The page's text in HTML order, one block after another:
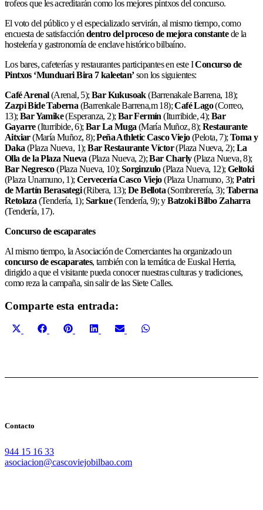
trofeos que les acreditarán como los mejores pintxos del concurso.
El voto del público y el especializado servirán, al mismo tiempo, como
encuesta de satisfaccióndentro del proceso de mejora constantede la
hostelería y gastronomía de enclave histórico bilbaíno.
Los bares, cafeterías y restaurantes participantes en este IConcurso de
Pintxos ‘Munduari Bira 7 kaleetan’son los siguientes:
Café Arenal(Arenal, 5);Bar Kukusoak(Barrenakale Barrena, 18);
Zazpi Bide Taberna(Barrenkale Barrena,m 18);Café Lago(Correo,
13);Bar Yamike(Esperanza, 2);Bar Fermín(Iturribide, 4);Bar
Gayarre(Iturribide, 6);Bar La Muga(María Muñoz, 8);Restaurante
Aitxiar(María Muñoz, 8);Peña Athletic Casco Viejo(Pelota, 7);Toma y
Daka(Plaza Nueva, 1);Bar Restaurante Víctor(Plaza Nueva, 2);La
Olla de la Plaza Nueva(Plaza Nueva, 2);Bar Charly(Plaza Nueva, 8);
Bar Negresco(Plaza Nueva, 10);Sorginzulo(Plaza Nueva, 12);Geltoki
(Plaza Unamuno, 1);Cervecería Casco Viejo(Plaza Unamuno, 3);Patri
de Martín Berasategi(Ribera, 13);De Bellota(Sombrerería, 3);Taberna
Retolaza(Tendería, 1);Sarkue(Tendería, 9); yBatzoki Bilbo Zaharra
(Tendería, 17).
Concurso de escaparates
Al mismo tiempo, la Asociación de Comerciantes ha organizado un
concurso de escaparates, también con la temática de Euskal Herria,
dirigido a que el visitante pueda conocer nuestras culturas y tradiciones,
como reza la campaña, sin salir de las Siete Calles.
Comparte esta entrada:
CompartirCompartir
FacebookCompartir
Pinterest Compartir
LinkedInCompartir
Email
Contacto
944 15 16 33
asociacion@cascoviejobilbao.com